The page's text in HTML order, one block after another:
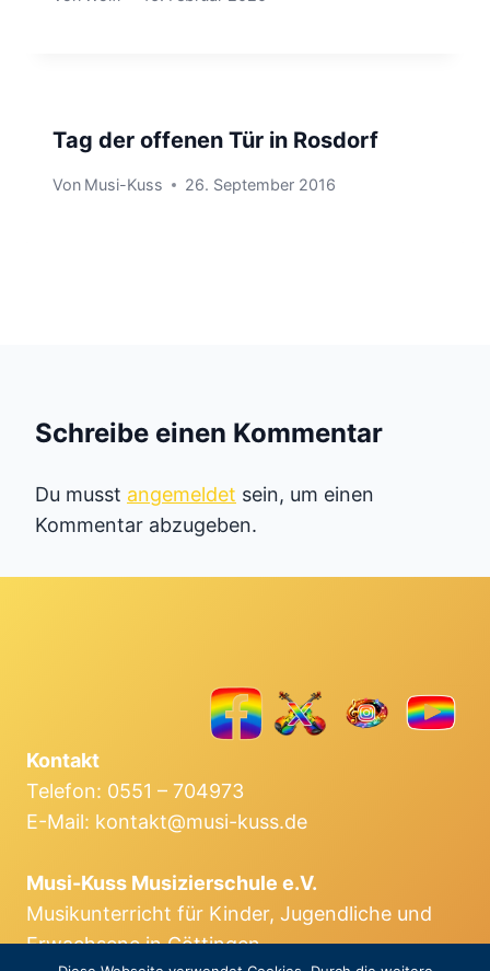
Tag der offenen Tür in Rosdorf
Von Musi-Kuss 26. September 2016
Schreibe einen Kommentar
Du musst angemeldet sein, um einen
Kommentar abzugeben.
Kontakt
Telefon: 0551 – 704973
E-Mail: kontakt@musi-kuss.de
Musi-Kuss Musizierschule e.V.
Musikunterricht für Kinder, Jugendliche und
Erwachsene in Göttingen.